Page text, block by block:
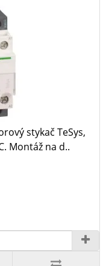
stykač TeSys,
Montáž na d..